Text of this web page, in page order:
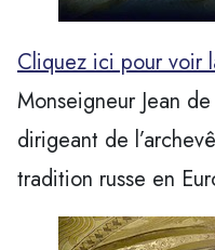
Cliquez ici pour voir
Monseigneur Jean
dirigeant de
tradition russe en